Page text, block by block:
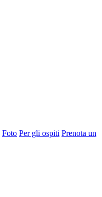
Foto Per gli ospiti Prenota un